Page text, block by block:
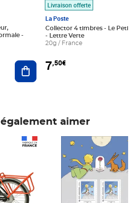
Ajouter au panier
Livraison offerte
La Poste
Collector 4 timbres - Le Petit
- Lettre Verte
20g / France
7,50€
aimer
Prix 7,50€